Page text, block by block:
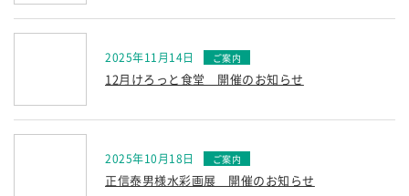
2025年11月14日
12月けろっと食堂 開催のお知らせ
2025年10月18日
正信泰男様水彩画展 開催のお知らせ